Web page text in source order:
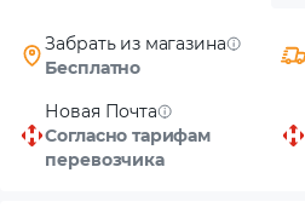
Забрать из магазина
Бесплатно
Новая Почта
Согласно тарифам
перевозчика